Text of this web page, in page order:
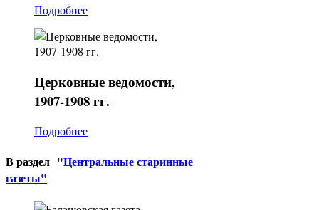
Подробнее
Церковныеведомости,
1907-1908 гг.
Подробнее
В раздел "Центральные старинные
газеты"